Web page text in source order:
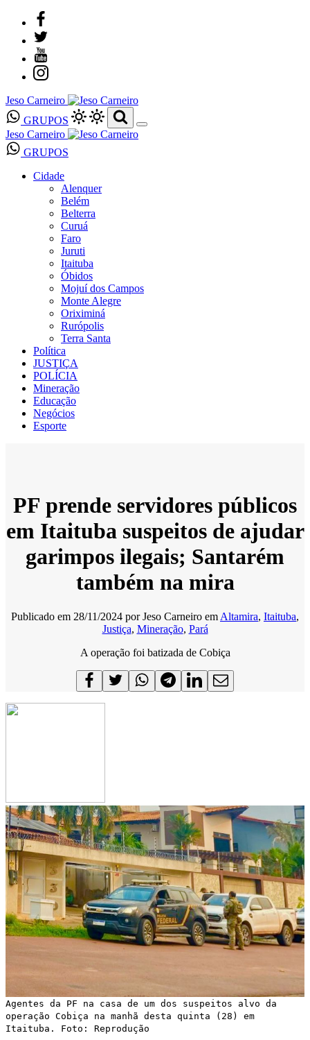
Jeso Carneiro
GRUPOS
Jeso Carneiro
GRUPOS
Cidade
Alenquer
Belém
Belterra
Curuá
Faro
Juruti
Itaituba
Óbidos
Mojuí dos Campos
Monte Alegre
Oriximiná
Rurópolis
Terra Santa
Política
JUSTIÇA
POLÍCIA
Mineração
Educação
Negócios
Esporte
PF prende servidores públicos
em Itaituba suspeitos de ajudar
garimpos ilegais; Santarém
também na mira
Publicado em 28/11/2024 porJeso Carneiro em Altamira, Itaituba,
Justiça, Mineração, Pará
A operação foi batizada de Cobiça
Agentes da PF na casa de um dos suspeitos alvo da
operação Cobiça na manhã desta quinta (28) em
Itaituba. Foto: Reprodução